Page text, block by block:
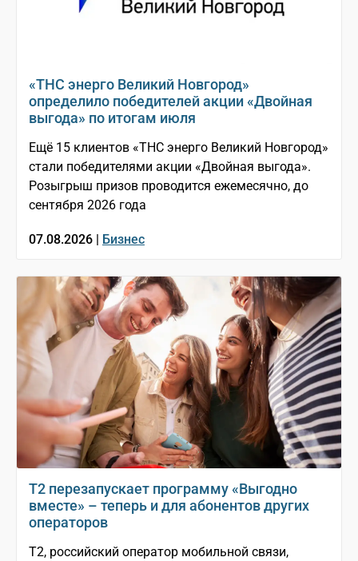
«ТНС энерго Великий Новгород»
определило победителей акции «Двойная
выгода» по итогам июля
Ещё 15 клиентов «ТНС энерго Великий Новгород»
стали победителями акции «Двойная выгода».
Розыгрыш призов проводится ежемесячно, до
сентября 2026 года
07.08.2026 | Бизнес
Т2 перезапускает программу «Выгодно
вместе» – теперь и для абонентов других
операторов
T2, российский оператор мобильной связи,